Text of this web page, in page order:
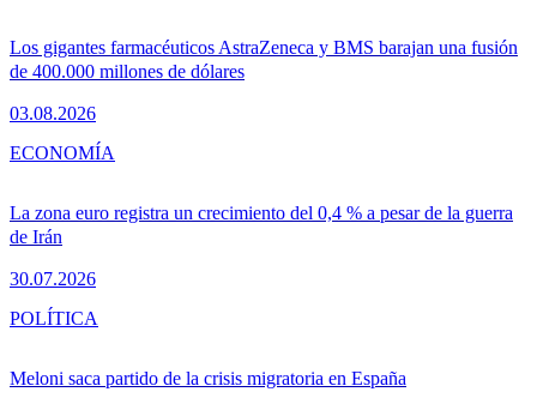
Los gigantes farmacéuticos AstraZeneca y BMS barajan una fusión
de 400.000 millones de dólares
03.08.2026
La zona euro registra un crecimiento del 0,4 % a pesar de la guerra
de Irán
30.07.2026
ECONOMÍA
Meloni saca partido de la crisis migratoria en España
POLÍTICA